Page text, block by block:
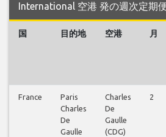
International 空港 発の週次定期
国 目的地 空港 月
France
Paris
Charles
De
Gaulle
Charles
De
Gaulle
(CDG)
2